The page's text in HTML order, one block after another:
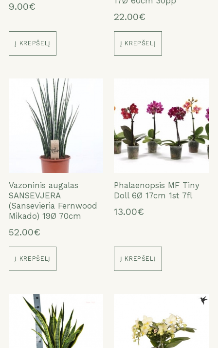
9.00€
Į KREPŠELĮ
22.00€
Į KREPŠELĮ
Vazoninis augalas
SANSEVJERA
(Sansevieria Fernwood
Mikado) 19Ø 70cm
52.00€
Į KREPŠELĮ
Phalaenopsis MF Tiny
Doll 6Ø 17cm 1st 7fl
13.00€
Į KREPŠELĮ